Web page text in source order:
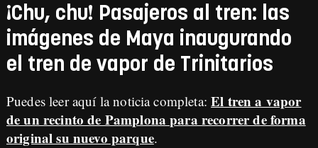
¡Chu, chu! Pasajeros al tren: las
imágenes de Maya inaugurando
el tren de vapor de Trinitarios
Puedes leer aquí la noticia completa:El tren a vapor
de un recinto de Pamplona para recorrer de forma
original su nuevo parque.